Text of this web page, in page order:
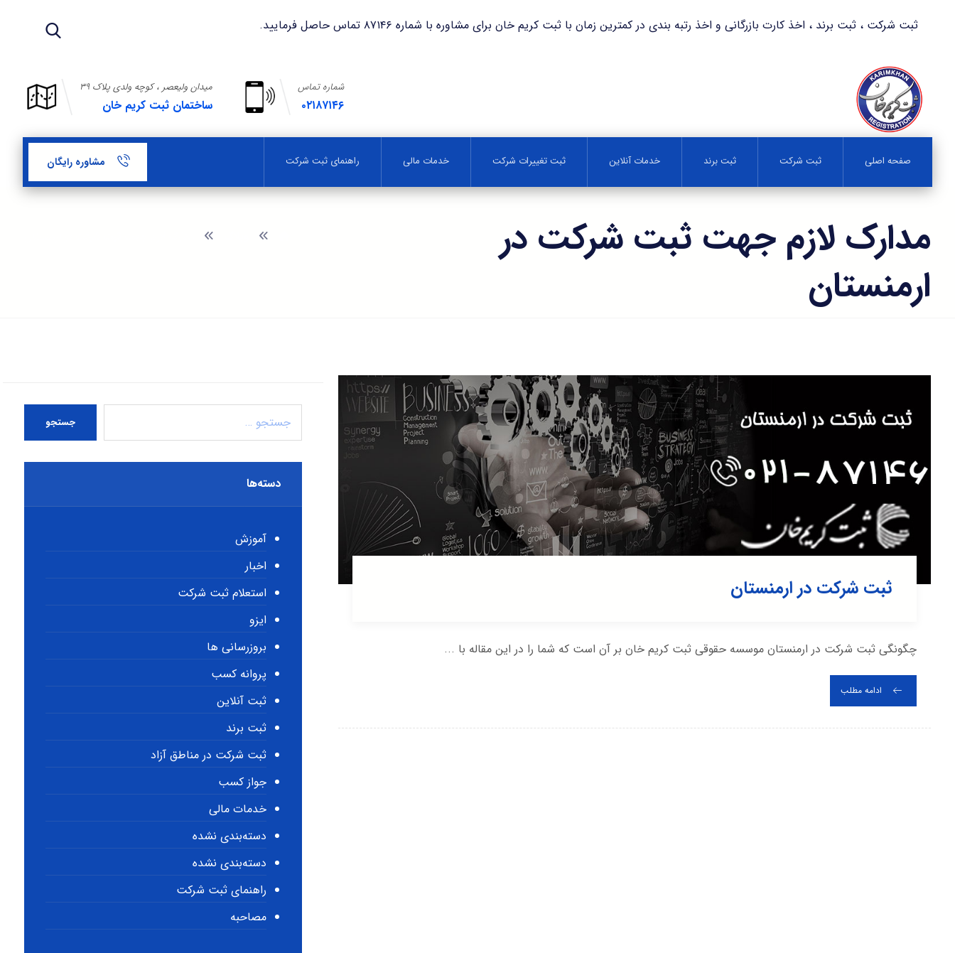
ثبت شرکت ، ثبت برند ، اخذ کارت بازرگانی و اخذ رتبه بندی در کمترین زمان با ثبت کریم خان برای مشاوره با شماره ۸۷۱۴۶ تماس حاصل فرمایید.
میدان ولیعصر ، کوچه ولدی پلاک ۳۹
ساختمان ثبت کریم خان
شماره تماس
۰۲۱۸۷۱۴۶
صفحه اصلی ثبت شرکت ثبت برند خدمات آنلاین ثبت تغییرات شرکت خدمات مالی راهنمای ثبت شرکت مشاوره رایگان
مدارک لازم جهت ثبت شرکت در
ارمنستان
ثبت شرکت در ارمنستان
چگونگی ثبت شرکت در ارمنستان موسسه حقوقی ثبت کریم خان بر آن است که شما را در این مقاله با ...
ادامه مطلب
جستجو
دسته‌ها
آموزش
اخبار
استعلام ثبت شرکت
ایزو
بروزرسانی ها
پروانه کسب
ثبت آنلاین
ثبت برند
ثبت شرکت در مناطق آزاد
جواز کسب
خدمات مالی
دسته‌بندی نشده
دسته‌بندی نشده
راهنمای ثبت شرکت
مصاحبه